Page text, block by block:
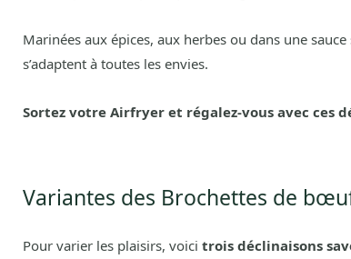
Marinées aux épices, aux herbes ou dans une
s’adaptent à toutes les envies.
Sortez votre Airfryer et régalez-vous avec ces
Variantes des Brochettes de
Pour varier les plaisirs, voici trois déclinaisons